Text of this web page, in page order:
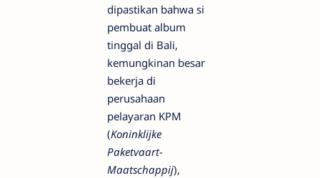
dipastikan bahwa si
pembuat album
tinggal di Bali,
kemungkinan besar
bekerja di
perusahaan
pelayaran KPM
(Koninklijke
Paketvaart-
Maatschappij),